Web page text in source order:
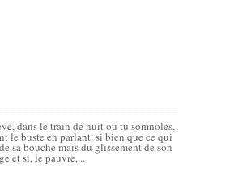
dans le train de nuit où tu somnoles,
le buste en parlant, si bien que ce qui
sa bouche mais du glissement de son
et si, le pauvre,...